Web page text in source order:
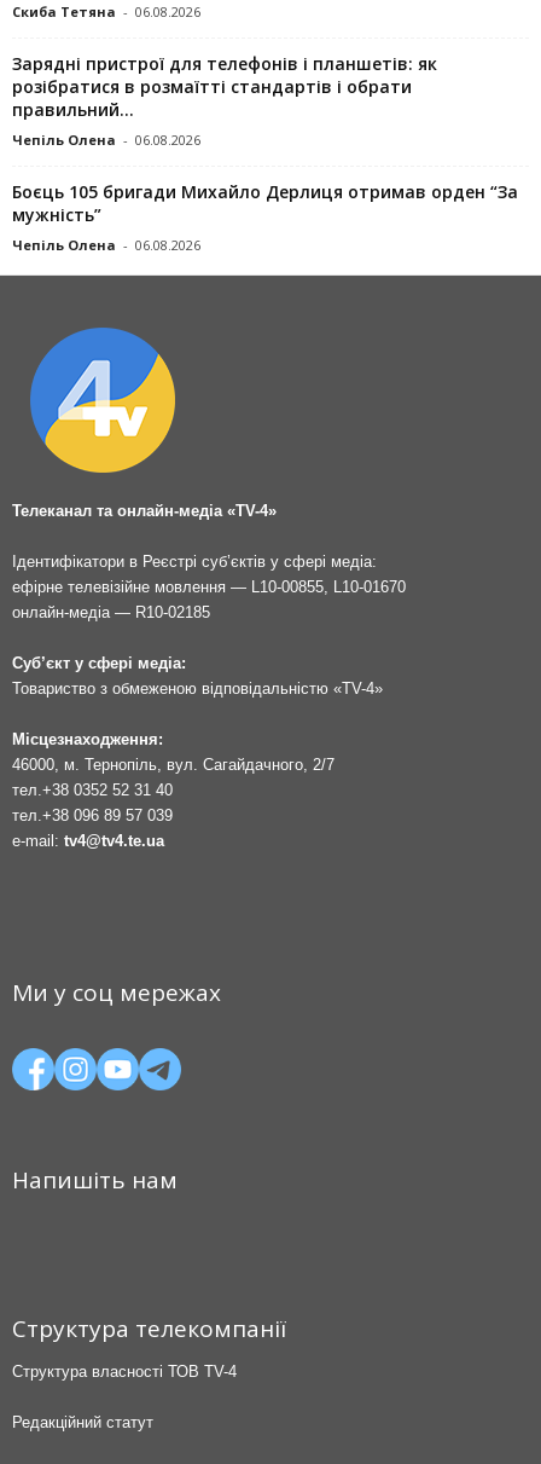
Скиба Тетяна - 06.08.2026
Зарядні пристрої для телефонів і планшетів: як
розібратися в розмаїтті стандартів і обрати
правильний...
Чепіль Олена - 06.08.2026
Боєць 105 бригади Михайло Дерлиця отримав орден “За
мужність”
Чепіль Олена - 06.08.2026
Телеканал та онлайн-медіа «TV-4»
Ідентифікатори в Реєстрі суб’єктів у сфері медіа:
ефірне телевізійне мовлення — L10-00855, L10-01670
онлайн-медіа — R10-02185
Суб’єкт у сфері медіа:
Товариство з обмеженою відповідальністю «TV-4»
Місцезнаходження:
46000, м. Тернопіль, вул. Сагайдачного, 2/7
тел. +38 0352 52 31 40
тел. +38 096 89 57 039
e-mail: tv4@tv4.te.ua
Ми у соц мережах
Напишіть нам
Структура телекомпанії
Структура власності ТОВ TV-4
Редакційний статут